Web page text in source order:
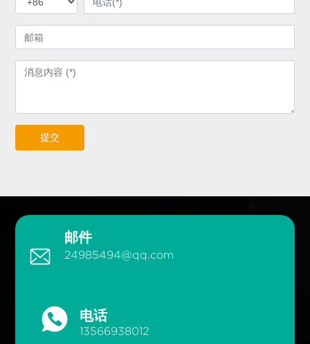
提交
邮件
24985494@qq.com
电话
13566938012